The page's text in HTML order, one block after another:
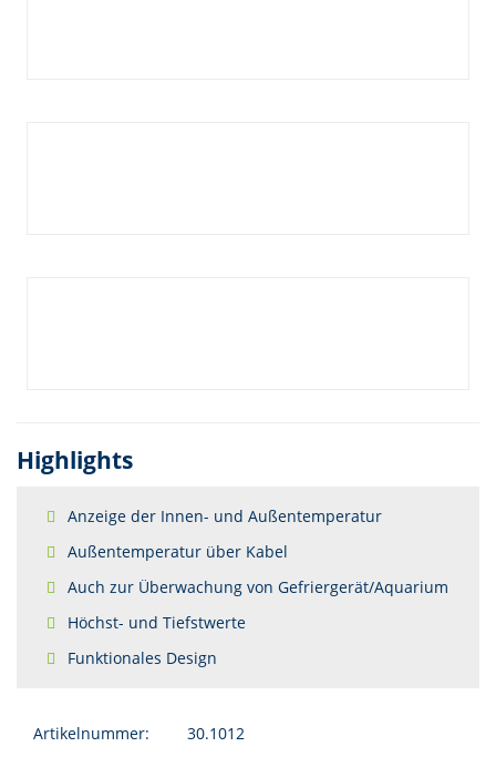
Highlights
Anzeige der Innen- und Außentemperatur
Außentemperatur über Kabel
Auch zur Überwachung von Gefriergerät/Aquarium
Höchst- und Tiefstwerte
Funktionales Design
Artikelnummer: 30.1012